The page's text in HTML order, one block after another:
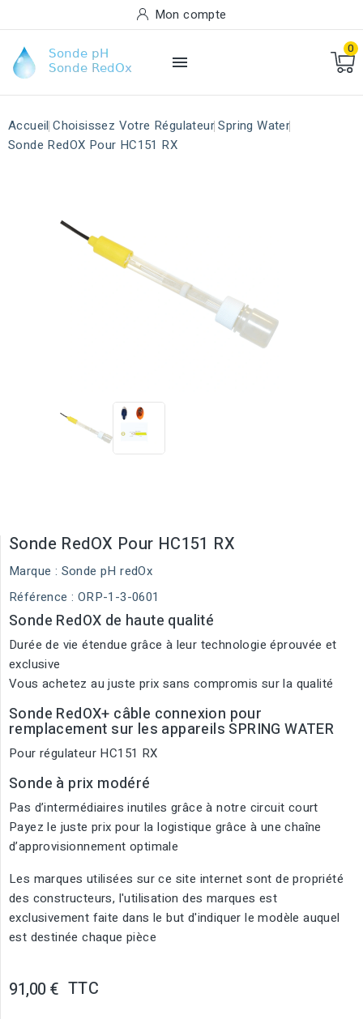
Mon compte

0
Accueil Choisissez Votre Régulateur Spring Water
Sonde RedOX Pour HC151 RX
Sonde RedOX Pour HC151 RX
Marque : Sonde pH redOx
Référence : ORP-1-3-0601
Sonde RedOX de haute qualité
Durée de vie étendue grâce à leur technologie éprouvée et
exclusive
Vous achetez au juste prix sans compromis sur la qualité
Sonde RedOX+ câble connexion pour
remplacement sur les appareils SPRING WATER
Pour régulateur HC151 RX
Sonde à prix modéré
Pas d’intermédiaires inutiles grâce à notre circuit court
Payez le juste prix pour la logistique grâce à une chaîne
d’approvisionnement optimale
Les marques utilisées sur ce site internet sont de propriété
des constructeurs, l'utilisation des marques est
exclusivement faite dans le but d'indiquer le modèle auquel
est destinée chaque pièce
91,00 € TTC